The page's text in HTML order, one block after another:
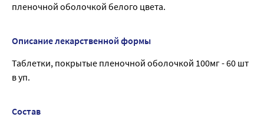
пленочной оболочкой белого цвета.
Описание лекарственной формы
Таблетки, покрытые пленочной оболочкой 100мг - 60 шт
в уп.
Состав